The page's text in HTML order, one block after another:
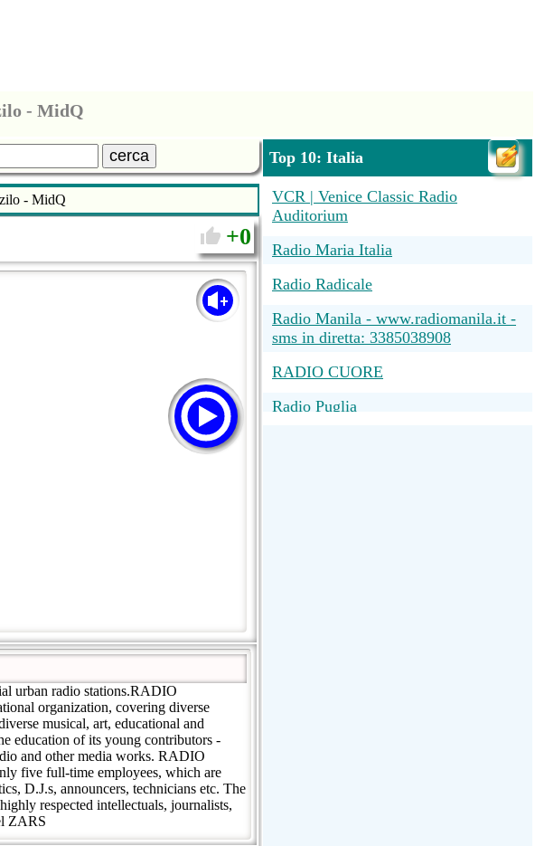
- MidQ
cerca
- MidQ
0
urban radio stations.RADIO
organization, covering diverse
musical, art, educational and
education of its young contributors -
and other media works. RADIO
five full-time employees, which are
D.J.s, announcers, technicians etc. The
respected intellectuals, journalists,
ZARS
Top 10: Italia
VCR | Venice Classic Radio
Auditorium
Radio Maria Italia
Radio Radicale
Radio Manila - www.radiomanila.it -
sms in diretta: 3385038908
RADIO CUORE
Radio Puglia